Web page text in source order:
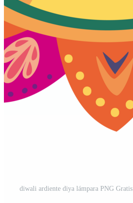
diwali ardiente diya lámpara PNG Gratis